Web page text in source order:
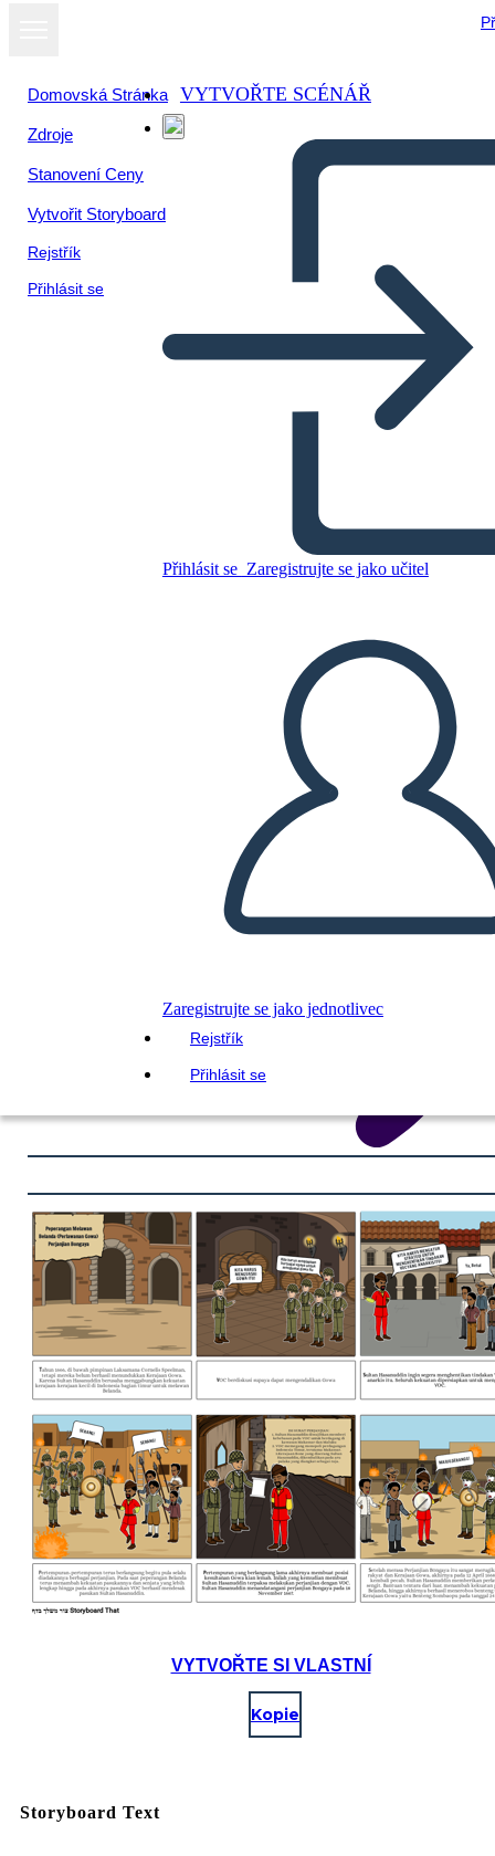
Domovská Stránka
Zdroje
Stanovení Ceny
Vytvořit Storyboard
Rejstřík
Přihlásit se
VYTVOŘTE SCÉNÁŘ
Přihlásit se Zaregistrujte se jako učitel
Zaregistrujte se jako jednotlivec
Rejstřík
Přihlásit se
Zkopírujte tento scénář
PŘEHRÁT PREZENTACI
PŘEČTI MI
Zobrazit jako
prezentaci
VYTVOŘTE SI VLASTNÍ
Kopie
Storyboard Text